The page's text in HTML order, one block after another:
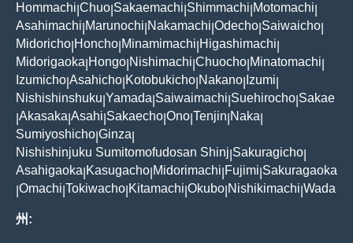
Hommachi Chuo Sakaemachi Shimmachi Motomachi
Asahimachi Marunochi Nakamachi Odecho Saiwaicho
Midoricho Honcho Minamimachi Higashimachi
Midorigaoka Hongo Nishimachi Chuocho Minatomachi
Izumicho Asahicho Kotobukicho Nakano Izumi
Nishishinshuku Yamada Saiwaimachi Suehirocho Sakae
Akasaka Asahi Sakaecho Ono Tenjin Naka
Sumiyoshicho Ginza
Nishishinjuku Sumitomofudosan Shinj Sakuragicho
Asahigaoka Kasugacho Midorimachi Fujimi Sakuragaoka
Omachi Tokiwacho Kitamachi Okubo Nishikimachi Wada
州: